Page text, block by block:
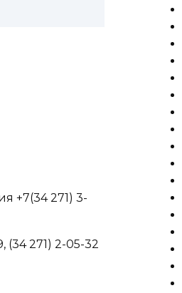
+7(34 271) 3-
(34 271) 2-05-32